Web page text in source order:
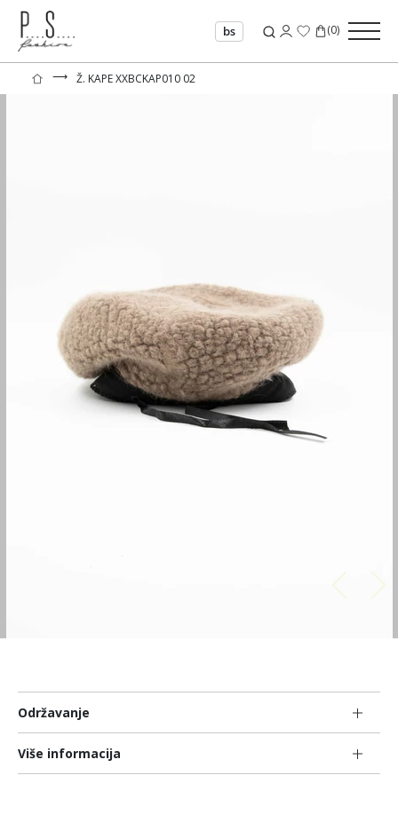
bs (0)
⟶ Ž. KAPE XXBCKAP010 02
Održavanje
Više informacija